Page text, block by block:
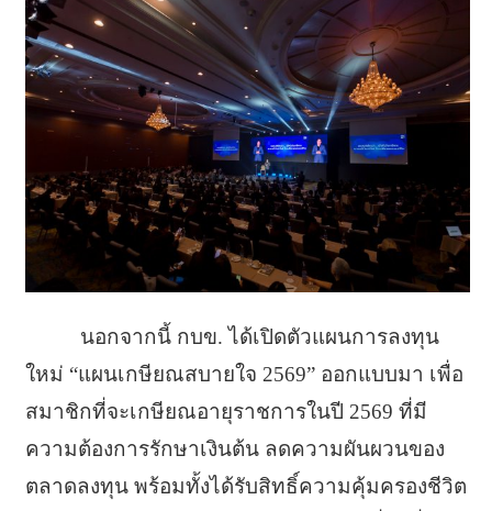
นอกจากนี้ กบข. ได้เปิดตัวแผนการลงทุน
ใหม่ “แผนเกษียณสบายใจ 2569” ออกแบบมา เพื่อ
สมาชิกที่จะเกษียณอายุราชการในปี 2569 ที่มี
ความต้องการรักษาเงินต้น ลดความผันผวนของ
ตลาดลงทุน พร้อมทั้งได้รับสิทธิ์ความคุ้มครองชีวิต